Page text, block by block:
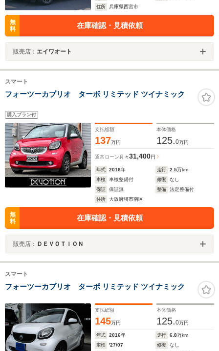
住所
兵庫県西宮市
無
料
在庫確認・見積依頼
販売店： エイワオート
スマート
フォーツーカブリオ ターボ リミテッド ツイナミック
購入プラン付
支払総額
137万円
本体価格
125.0万円
通常ローン 月々31,400円
年式 2016年 走行 2.5万km
車検
車検整備付 修復
なし
保証
保証無 整備
法定整備付
住所
大阪府堺市南区
無
料
在庫確認・見積依頼
販売店： ＤＥＶＯＴＩＯＮ
スマート
フォーツーカブリオ ターボ リミテッド ツイナミック
支払総額
145万円
本体価格
125.0万円
年式 2016年 走行 6.8万km
車検
'27/07 修復
なし